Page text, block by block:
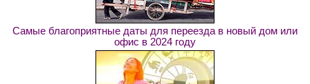
Самые благоприятные даты для переезда в новый дом или
офис в 2024 году